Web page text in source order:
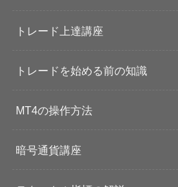
トレード上達講座
トレードを始める前の知識
MT4の操作方法
暗号通貨講座